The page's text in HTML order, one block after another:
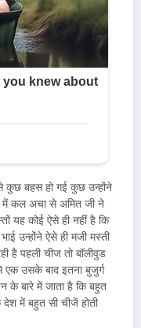
कुछ बहस हो गई कुछ उन्होंने
में कल अचा से अमित जी ने
यह कोई ऐसे ही नहीं है कि
उन्होंने ऐसे ही मजी मस्ती
है पहली चीज तो बॉलीवुड
एक उसके बाद इतना बुजुर्ग
के बारे में जाता है कि बहुत
देश में बहुत सी चीजें होती